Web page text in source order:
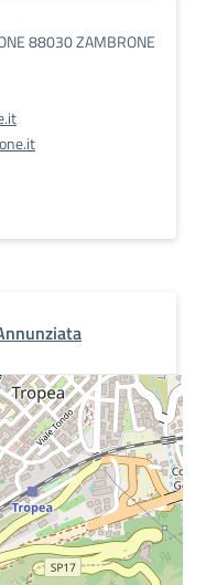
88030 ZAMBRONE